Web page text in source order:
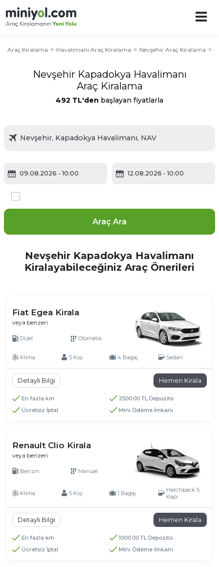
Araç Kiralama Havalimanı Araç Kiralama Nevşehir Araç Kiralama
Nevşehir Kapadokya Havalimanı
Araç Kiralama
492 TL'den başlayan fiyatlarla
09.08.2026 - 10:00 12.08.2026 - 10:00
Araç Ara
Nevşehir Kapadokya Havalimanı
Kiralayabileceğiniz Araç Önerileri
Fiat Egea Kirala
veya benzeri
Dizel Otomatik
Klima 5 Kişi 4 Bagaj Sedan
Detaylı Bilgi Hemen Kirala
En fazla km
2500.00 TL Depozito
Ücretsiz İptal
Mini Ödeme İmkanı
Renault Clio Kirala
veya benzeri
Benzin Manuel
Klima 5 Kişi 1 Bagaj
Hatchback 5
Kapı
Detaylı Bilgi Hemen Kirala
En fazla km
1000.00 TL Depozito
Ücretsiz İptal
Mini Ödeme İmkanı